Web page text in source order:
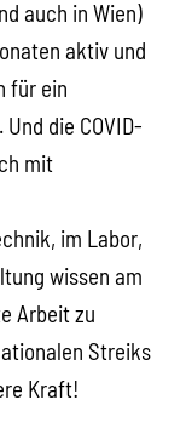
auch in Wien)
aktiv und
für ein
die COVID-
mit
im Labor,
wissen am
Arbeit zu
Streiks
Kraft!